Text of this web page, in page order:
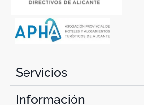
Servicios
Información